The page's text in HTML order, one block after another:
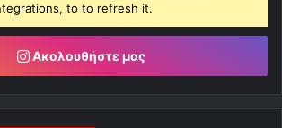
to to refresh it.
Ακολουθήστε μας